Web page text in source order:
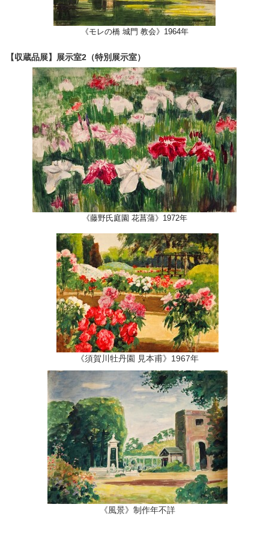
《モレの橋 城門 教会》1964年
【収蔵品展】展示室2（特別展示室）
《藤野氏庭園 花菖蒲》1972年
《須賀川牡丹園 見本甫》1967年
《風景》制作年不詳